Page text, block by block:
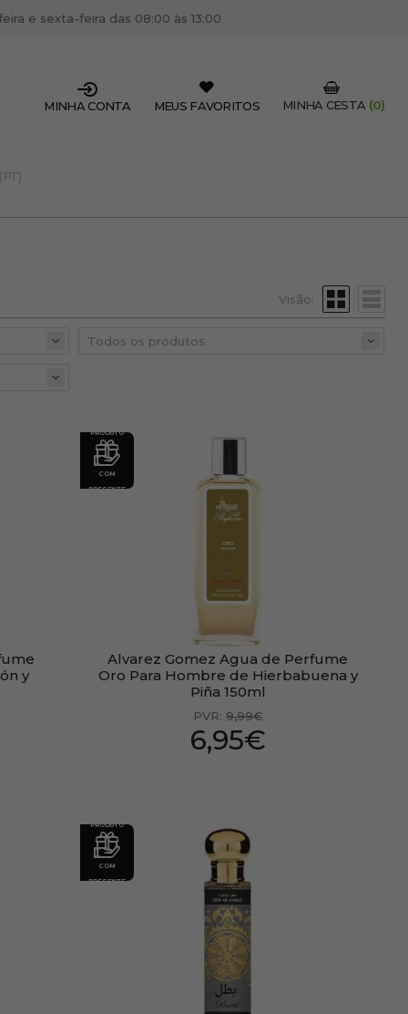
CRIAR CONTA PROFISSIONAL
e sexta-feira das 08:00 às 13:00
MINHA CESTA (0)
MEUS FAVORITOS
MINHA CONTA
(PT)
Visão:
y
PRODUTO
COM
PRESENTE
Alvarez Gomez Agua de Perfume
Oro Para Hombre de Hierbabuena y
Piña 150ml
PVR:9,99€
6,95€
PRODUTO
COM
PRESENTE